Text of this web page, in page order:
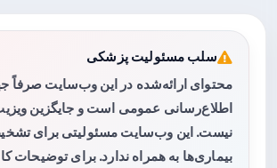
سلب مسئولیت پزشکی
محتوای ارائه‌شده در این وب‌سایت صرفاً
اطلاع‌رسانی عمومی است و جایگزین
نیست. این وب‌سایت مسئولیتی برای
بیماری‌ها به همراه ندارد. برای توضیحات